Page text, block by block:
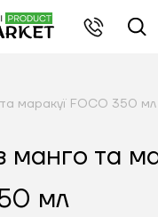
маракуї FOCO 350 мл
манго та
мл